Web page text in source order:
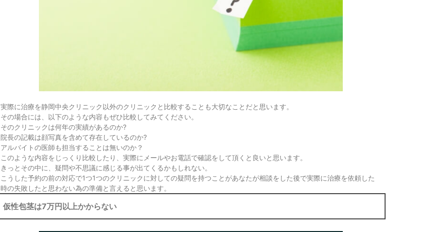
実際に治療を静岡中央クリニック以外のクリニックと比較することも大切なことだと思います。
その場合には、以下のような内容もぜひ比較してみてください。
そのクリニックは何年の実績があるのか?
院長の記載は顔写真を含めて存在しているのか?
アルバイトの医師も担当することは無いのか？
このような内容をじっくり比較したり、実際にメールやお電話で確認をして頂くと良いと思います。
きっとその中に、疑問や不思議に感じる事が出てくるかもしれない。
こうした予約の前の対応で1つ1つのクリニックに対しての疑問を持つことがあなたが相談をした後で実際に治療を依頼した
時の失敗したと思わない為の準備と言えると思います。
仮性包茎は7万円以上かからない